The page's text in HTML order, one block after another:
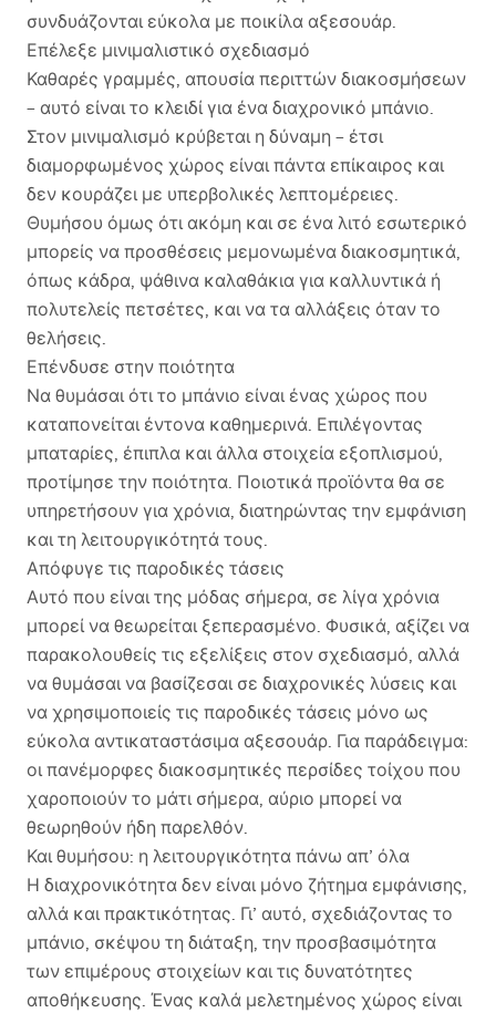
συνδυάζονται εύκολα με ποικίλα αξεσουάρ.
Επέλεξε μινιμαλιστικό σχεδιασμό
Καθαρές γραμμές, απουσία περιττών διακοσμήσεων
– αυτό είναι το κλειδί για ένα διαχρονικό μπάνιο.
Στον μινιμαλισμό κρύβεται η δύναμη – έτσι
διαμορφωμένος χώρος είναι πάντα επίκαιρος και
δεν κουράζει με υπερβολικές λεπτομέρειες.
Θυμήσου όμως ότι ακόμη και σε ένα λιτό εσωτερικό
μπορείς να προσθέσεις μεμονωμένα διακοσμητικά,
όπως κάδρα, ψάθινα καλαθάκια για καλλυντικά ή
πολυτελείς πετσέτες, και να τα αλλάξεις όταν το
θελήσεις.
Επένδυσε στην ποιότητα
Να θυμάσαι ότι το μπάνιο είναι ένας χώρος που
καταπονείται έντονα καθημερινά. Επιλέγοντας
μπαταρίες, έπιπλα και άλλα στοιχεία εξοπλισμού,
προτίμησε την ποιότητα. Ποιοτικά προϊόντα θα σε
υπηρετήσουν για χρόνια, διατηρώντας την εμφάνιση
και τη λειτουργικότητά τους.
Απόφυγε τις παροδικές τάσεις
Αυτό που είναι της μόδας σήμερα, σε λίγα χρόνια
μπορεί να θεωρείται ξεπερασμένο. Φυσικά, αξίζει να
παρακολουθείς τις εξελίξεις στον σχεδιασμό, αλλά
να θυμάσαι να βασίζεσαι σε διαχρονικές λύσεις και
να χρησιμοποιείς τις παροδικές τάσεις μόνο ως
εύκολα αντικαταστάσιμα αξεσουάρ. Για παράδειγμα:
οι πανέμορφες διακοσμητικές περσίδες τοίχου που
χαροποιούν το μάτι σήμερα, αύριο μπορεί να
θεωρηθούν ήδη παρελθόν.
Και θυμήσου: η λειτουργικότητα πάνω απ’ όλα
Η διαχρονικότητα δεν είναι μόνο ζήτημα εμφάνισης,
αλλά και πρακτικότητας. Γι’ αυτό, σχεδιάζοντας το
μπάνιο, σκέψου τη διάταξη, την προσβασιμότητα
των επιμέρους στοιχείων και τις δυνατότητες
αποθήκευσης. Ένας καλά μελετημένος χώρος είναι